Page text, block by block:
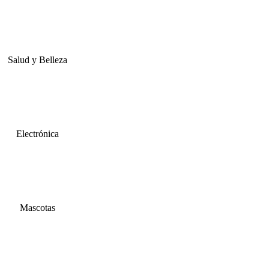
Salud y Belleza
Electrónica
Mascotas